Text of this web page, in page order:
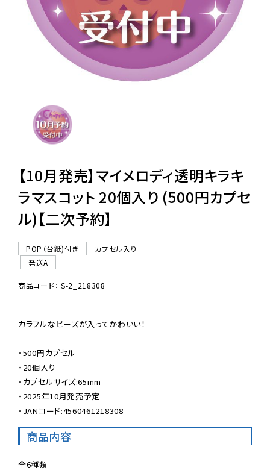
レンタル
景品・玩具・文具
販促用カプセルトイ
ご利用ガイド
06-6282-7659
【10月発売】マイメロディ透明キラキ
ラマスコット 20個入り (500円カプセ
ル)【二次予約】
POP（台紙)付き
カプセル入り
発送A
商品コード： S-2_218308
カラフルなビーズが入ってかわいい！
・500円カプセル
・20個入り
・カプセルサイズ:65mm
・2025年10月発売予定
・JANコード:4560461218308
商品内容
全6種類